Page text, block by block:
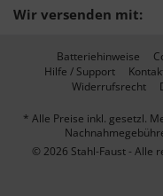
Wir versenden mit:
Batteriehinweise
Hilfe / Support
Widerrufsrecht
* Alle Preise inkl. gesetzl.
© 2026 Stahl-Faust - Alle